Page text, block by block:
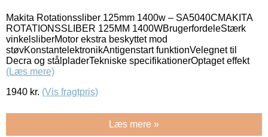
Makita Rotationssliber 125mm 1400w – SA5040CMAKITA
ROTATIONSSLIBER 125MM 1400WBrugerfordeleStærk
vinkelsliberMotor ekstra beskyttet mod
støvKonstantelektronikAntigenstart funktionVelegnet til
Decra og stålpladerTekniske specifikationerOptaget effekt
(Læs mere)
1940 kr. (Vis fragtpris)
Læs mere »